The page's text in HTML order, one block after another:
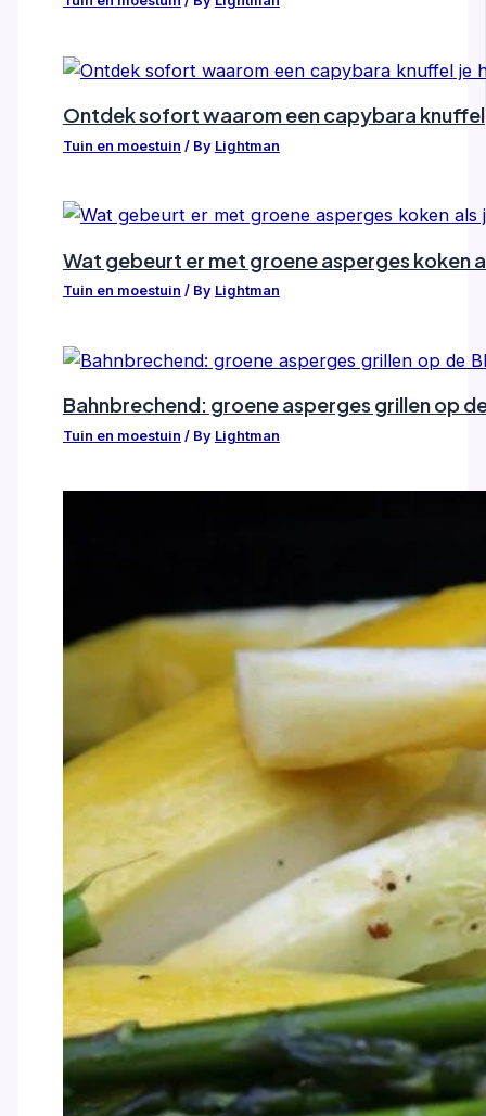
Ontdek sofort waarom een capybara knuffel
Tuin en moestuin / By Lightman
Wat gebeurt er met groene asperges koken
Tuin en moestuin / By Lightman
Bahnbrechend: groene asperges grillen op
Tuin en moestuin / By Lightman